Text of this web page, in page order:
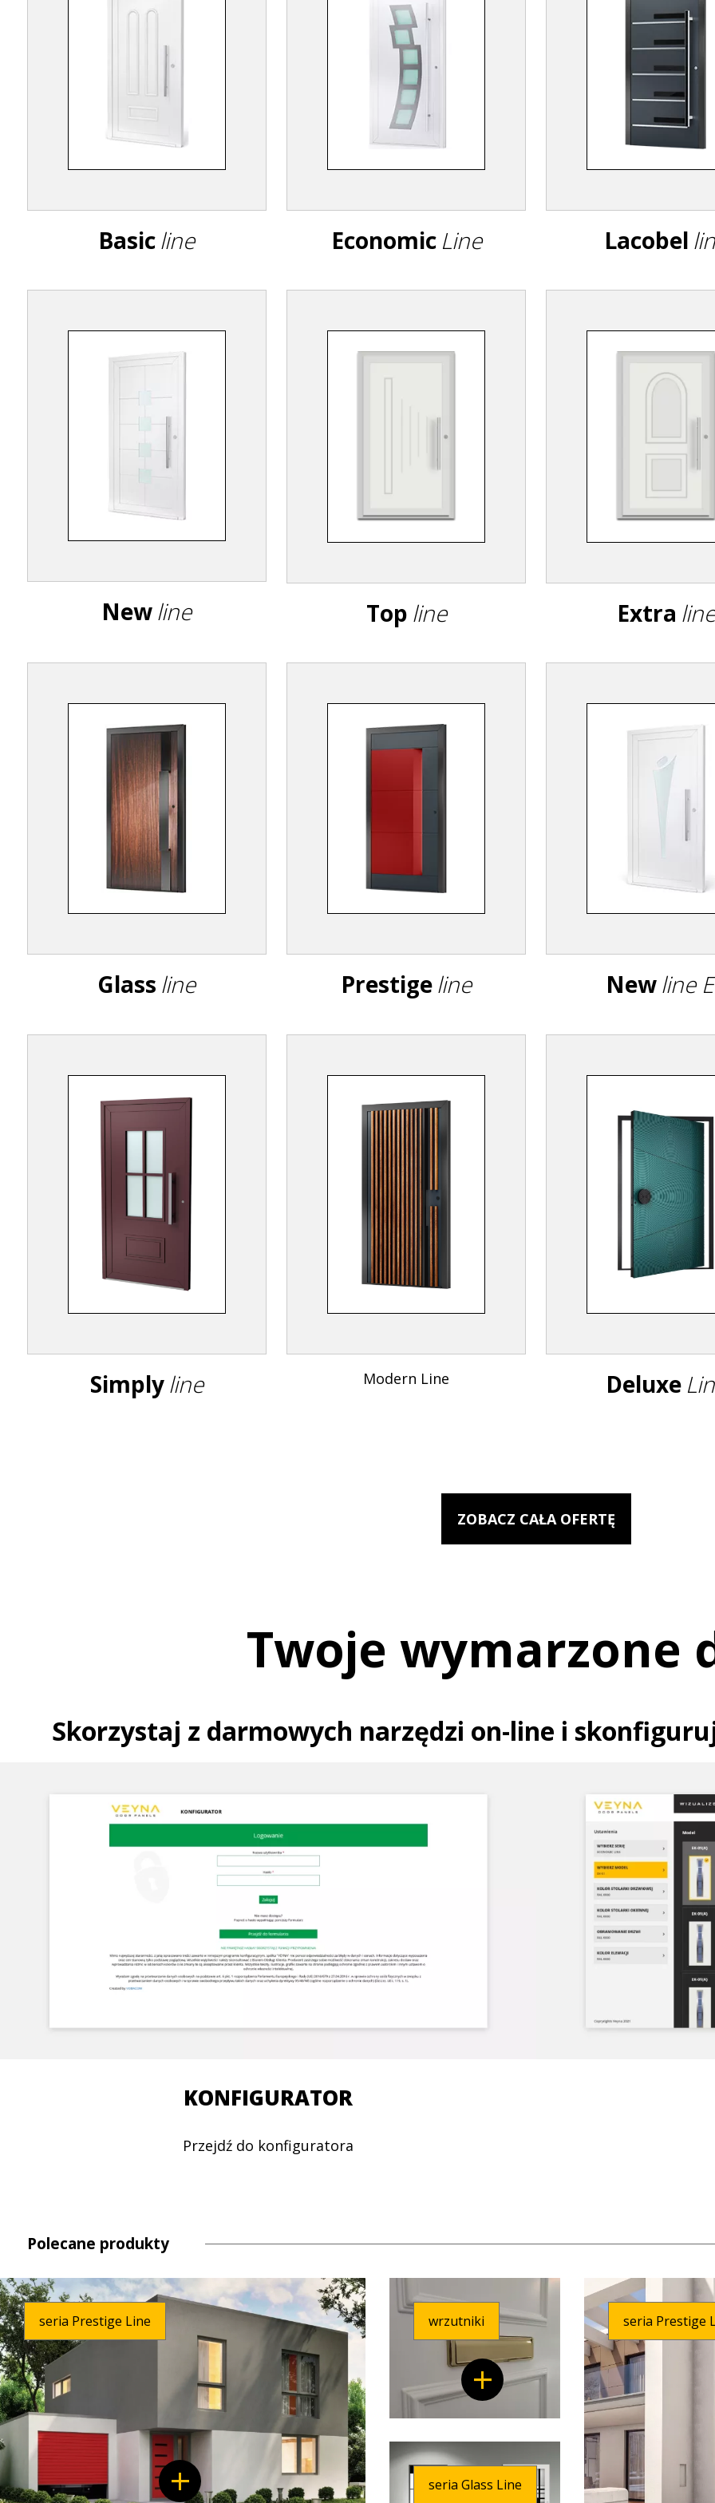
lider
na
rynku
wypełnień
Basicline Economic Line Lacobel
Newline Top line Extra line
Glass line Prestigeline Newline
Simplyline Modern Line Deluxe
ZOBACZ CAŁA OFERTĘ
Twoje wymarzone
Skorzystaj z darmowych narzędzi on-line i
KONFIGURATOR
Przejdź do konfiguratora
Polecane produkty
seria Prestige Line wrzutniki
seria Glass Line
seria Prestige